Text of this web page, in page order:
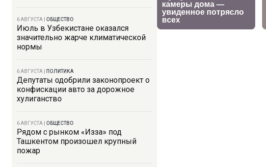
6 АВГУСТА ОБЩЕСТВО
Июль в Узбекистане оказался
значительно жарче климатической
нормы
6 АВГУСТА ПОЛИТИКА
Депутаты одобрили законопроект о
конфискации авто за дорожное
хулиганство
6 АВГУСТА ОБЩЕСТВО
Рядом с рынком «Изза» под
Ташкентом произошел крупный
пожар